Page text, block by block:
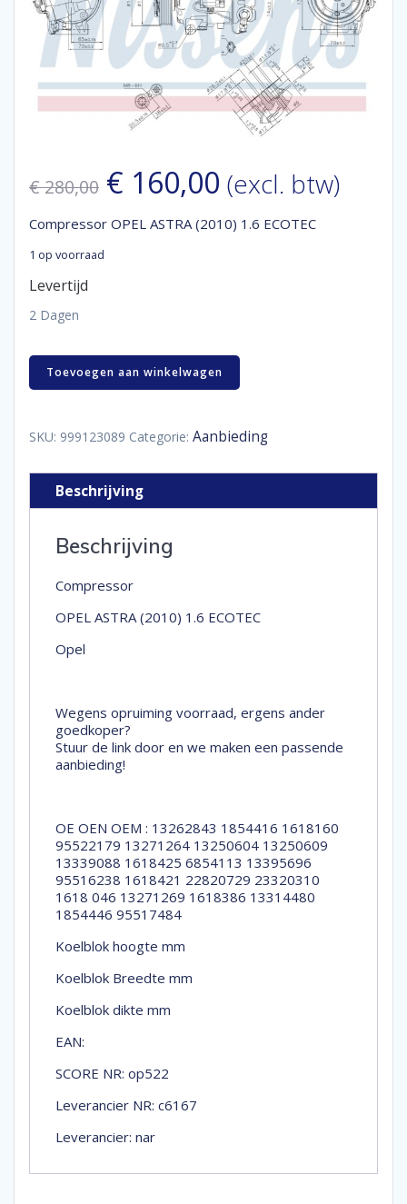
€280,00 Oorspronkelijke
prijs
€ 160,00 Huidige
prijs
(excl. btw)
Compressor OPEL ASTRA (2010) 1.6 ECOTEC
1 op voorraad
Levertijd
2 Dagen
Compressor
OPEL
1.6
aantal
Toevoegen aan winkelwagen
SKU: 999123089 Categorie: Aanbieding
Beschrijving
Beschrijving
Compressor
OPEL ASTRA (2010) 1.6 ECOTEC
Opel
Wegens opruiming voorraad, ergens ander
goedkoper?
Stuur de link door en we maken een passende
aanbieding!
OE OEN OEM : 13262843 1854416 1618160
95522179 13271264 13250604 13250609
13339088 1618425 6854113 13395696
95516238 1618421 22820729 23320310
1618 046 13271269 1618386 13314480
1854446 95517484
Koelblok hoogte mm
Koelblok Breedte mm
Koelblok dikte mm
EAN:
SCORE NR: op522
Leverancier NR: c6167
Leverancier: nar